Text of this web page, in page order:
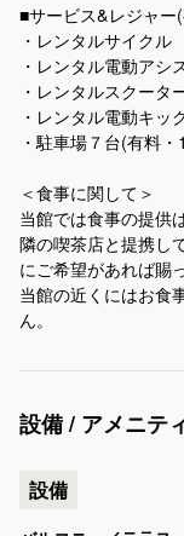
■サービス&レジャー
・レンタルサイクル
・レンタル電動アシ
・レンタルスクータ
・レンタル電動キッ
・駐車場７台(有料
＜食事に関して＞
当館では食事の提供
隣の喫茶店と提携し
にご希望があれば賜
当館の近くにはお食
設備 / アメニテ
設備